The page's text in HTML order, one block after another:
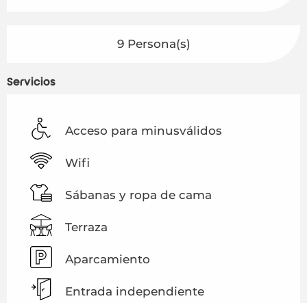
9 Persona(s)
Servicios
Acceso para minusválidos
Wifi
Sábanas y ropa de cama
Terraza
Aparcamiento
Entrada independiente